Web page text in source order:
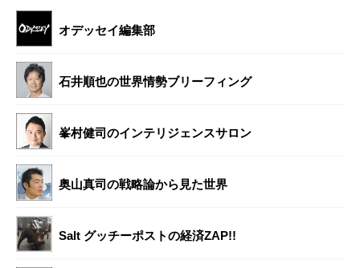
オデッセイ編集部
石井順也の世界情勢ブリーフィング
峯村健司のインテリジェンスサロン
奥山真司の戦略論から見た世界
Salt グッチーポストの経済ZAP!!